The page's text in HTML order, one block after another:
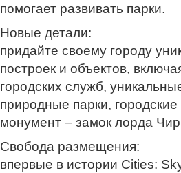
помогает развивать парки.
Новые детали:
придайте своему городу
построек и объектов,
городских служб,
природные парки,
монумент – замок лорда
Свобода размещения:
впервые в истории Cities: